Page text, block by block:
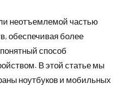
неотъемлемой частью
обеспечивая более
способ
В этой статье мы
ноутбуков и мобильных